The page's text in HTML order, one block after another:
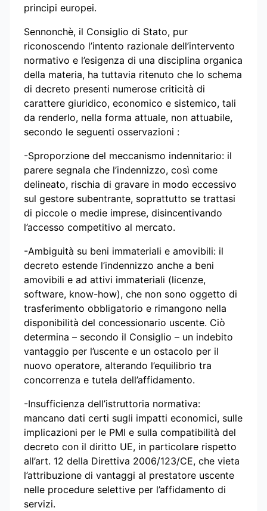
principi europei.
Sennonchè, il Consiglio di Stato, pur
riconoscendo l’intento razionale dell’intervento
normativo e l’esigenza di una disciplina organica
della materia, ha tuttavia ritenuto che lo schema
di decreto presenti numerose criticità di
carattere giuridico, economico e sistemico, tali
da renderlo, nella forma attuale, non attuabile,
secondo le seguenti osservazioni :
-Sproporzione del meccanismo indennitario: il
parere segnala che l’indennizzo, così come
delineato, rischia di gravare in modo eccessivo
sul gestore subentrante, soprattutto se trattasi
di piccole o medie imprese, disincentivando
l’accesso competitivo al mercato.
-Ambiguità su beni immateriali e amovibili: il
decreto estende l’indennizzo anche a beni
amovibili e ad attivi immateriali (licenze,
software, know-how), che non sono oggetto di
trasferimento obbligatorio e rimangono nella
disponibilità del concessionario uscente. Ciò
determina – secondo il Consiglio – un indebito
vantaggio per l’uscente e un ostacolo per il
nuovo operatore, alterando l’equilibrio tra
concorrenza e tutela dell’affidamento.
-Insufficienza dell’istruttoria normativa:
mancano dati certi sugli impatti economici, sulle
implicazioni per le PMI e sulla compatibilità del
decreto con il diritto UE, in particolare rispetto
all’art. 12 della Direttiva 2006/123/CE, che vieta
l’attribuzione di vantaggi al prestatore uscente
nelle procedure selettive per l’affidamento di
servizi.